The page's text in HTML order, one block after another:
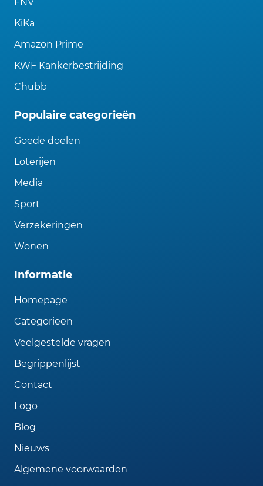
FNV
KiKa
Amazon Prime
KWF Kankerbestrijding
Chubb
Populaire categorieën
Goede doelen
Loterijen
Media
Sport
Verzekeringen
Wonen
Informatie
Homepage
Categorieën
Veelgestelde vragen
Begrippenlijst
Contact
Logo
Blog
Nieuws
Algemene voorwaarden